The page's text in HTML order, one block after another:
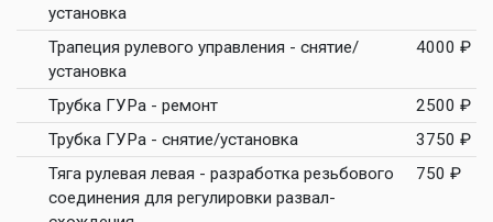
установка
Трапеция рулевого управления - снятие/
установка
4000 ₽
Трубка ГУРа - ремонт
2500 ₽
Трубка ГУРа - снятие/установка
3750 ₽
Тяга рулевая левая - разработка резьбового
соединения для регулировки развал-
750 ₽